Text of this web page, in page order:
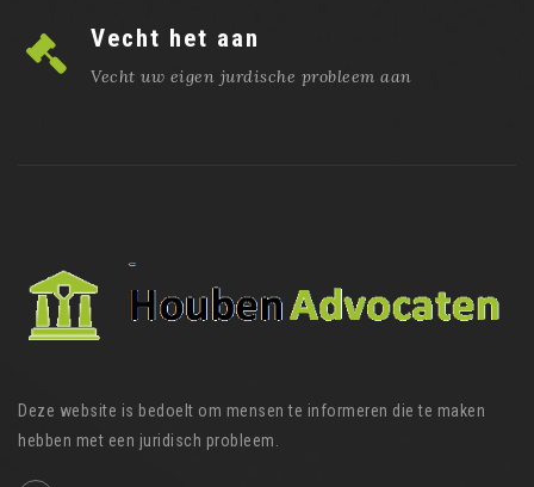
Vecht het aan
Vecht uw eigen jurdische probleem aan
Deze website is bedoelt om mensen te informeren die te maken
hebben met een juridisch probleem.